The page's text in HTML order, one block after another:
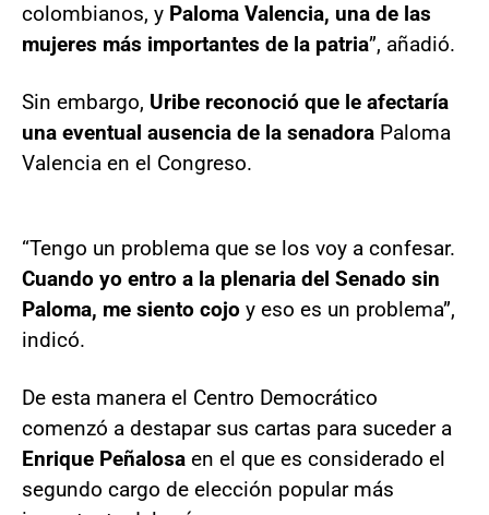
colombianos, y Paloma Valencia, una de las
mujeres más importantes de la patria”, añadió.
Sin embargo, Uribe reconoció que le afectaría
una eventual ausencia de la senadora Paloma
Valencia en el Congreso.
“Tengo un problema que se los voy a confesar.
Cuando yo entro a la plenaria del Senado sin
Paloma, me siento cojo y eso es un problema”,
indicó.
De esta manera el Centro Democrático
comenzó a destapar sus cartas para suceder a
Enrique Peñalosa en el que es considerado el
segundo cargo de elección popular más